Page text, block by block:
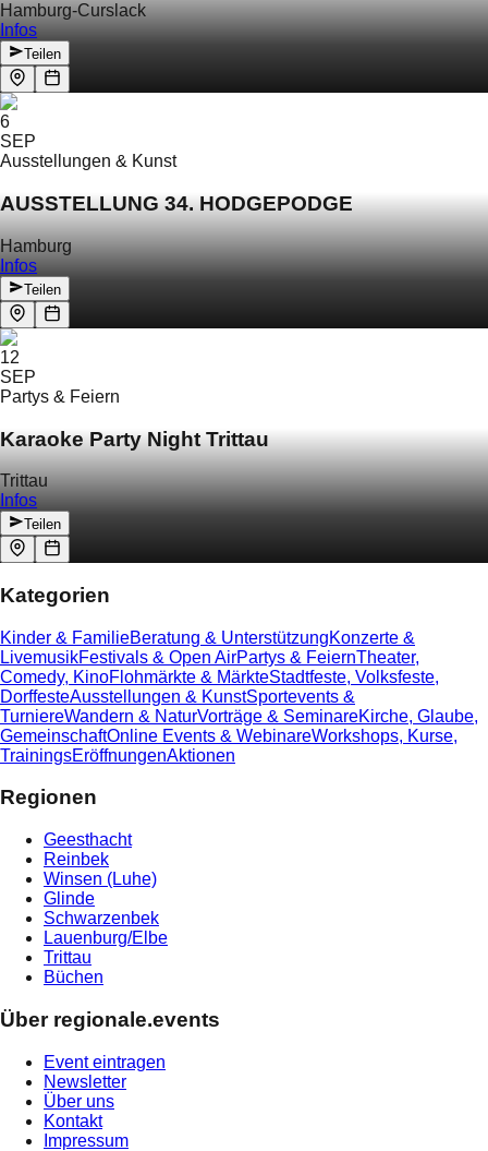
Hamburg-Curslack
Infos
Teilen
6
SEP
Ausstellungen & Kunst
AUSSTELLUNG 34. HODGEPODGE
Hamburg
Infos
Teilen
12
SEP
Partys & Feiern
Karaoke Party Night Trittau
Trittau
Infos
Teilen
Kategorien
Kinder & FamilieBeratung & UnterstützungKonzerte &
LivemusikFestivals & Open AirPartys & FeiernTheater,
Comedy, KinoFlohmärkte & MärkteStadtfeste, Volksfeste,
DorffesteAusstellungen & KunstSportevents &
TurniereWandern & NaturVorträge & SeminareKirche, Glaube,
GemeinschaftOnline Events & WebinareWorkshops, Kurse,
TrainingsEröffnungenAktionen
Regionen
Geesthacht
Reinbek
Winsen (Luhe)
Glinde
Schwarzenbek
Lauenburg/Elbe
Trittau
Büchen
Über regionale.events
Event eintragen
Newsletter
Über uns
Kontakt
Impressum